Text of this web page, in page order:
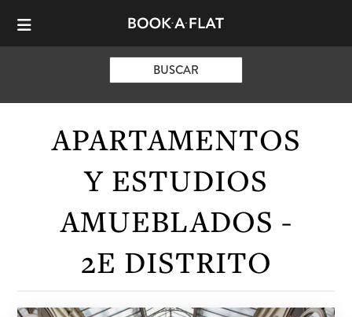
BUSCAR
APARTAMENTOS
Y ESTUDIOS
AMUEBLADOS -
2E DISTRITO